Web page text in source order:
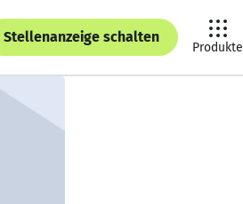
Stellenanzeige schalten
Produkte